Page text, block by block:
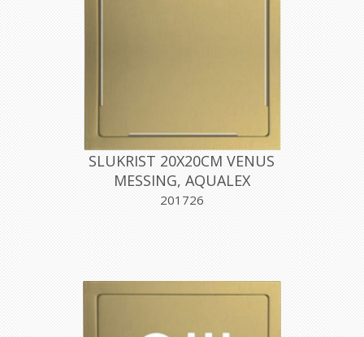
SLUKRIST 20X20CM VENUS
MESSING, AQUALEX
201726